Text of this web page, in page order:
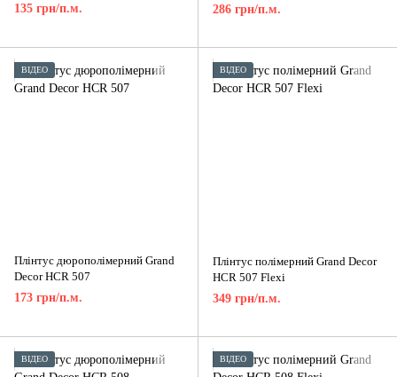
135 грн/п.м.
286 грн/п.м.
ВІДЕО
Плінтус дюрополімерний Grand
Decor HCR 507
173 грн/п.м.
ВІДЕО
Плінтус полімерний Grand Decor
HCR 507 Flexi
349 грн/п.м.
ВІДЕО ВІДЕО